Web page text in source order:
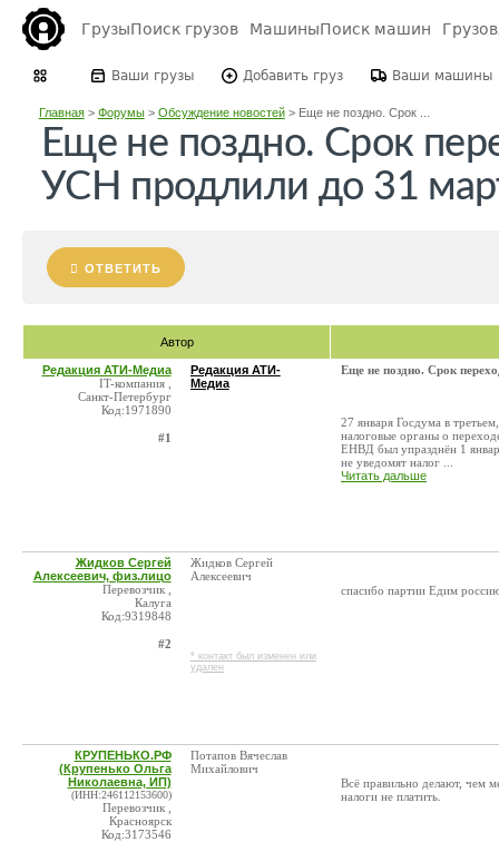
ГрузыПоиск грузов МашиныПоиск машин
Ваши грузы Добавить груз Ваши машины
Главная> Форумы> Обсуждение новостей> Еще не поздно. Срок ...
Еще не поздно. Срок
УСН продлили до 31
ОТВЕТИТЬ
Автор
Редакция АТИ-Медиа
IT-компания ,
Санкт-Петербург
Код:1971890
#1
Редакция АТИ-
Медиа
Еще не поздно. Срок
27 января Госдума в
налоговые органы о
ЕНВД был упразднён 1
не уведомят налог ...
Читать дальше
Жидков Сергей
Алексеевич, физ.лицо
Перевозчик ,
Калуга
Код:9319848
#2
Жидков Сергей
Алексеевич
* контакт был изменен или
удален
спасибо партии Едим
КРУПЕНЬКО.РФ
(Крупенько Ольга
Николаевна, ИП)
(ИНН:246112153600)
Перевозчик ,
Красноярск
Код:3173546
Потапов Вячеслав
Михайлович
Всё правильно делают, чем
налоги не платить.